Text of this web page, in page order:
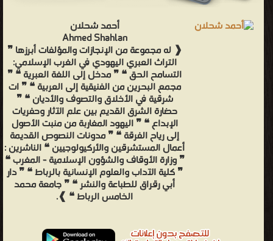
أحمد شحلان
Ahmed Shahlan
❰ له مجموعة من الإنجازات والمؤلفات أبرزها ❞
التراث العبري اليهودي في الغرب الإسلامي:
التسامح الحق ❝ ❞ مدخل إلى اللغة العبرية ❝ ❞
مجمع البحرين من الفنيقية إلى العربية ❝ ❞ ات
شرقية في الأخلاق والتصوف والأديان ❝ ❞
حضارة الشرق القديم بين علم الآثار وحفريات
الإبداع ❝ ❞ اليهود المغاربة من منبت الأصول
إلى رياح الفرقة ❝ ❞ مدونات النصوص القديمة
أعمال المستشرقين والأركيولوجيين ❝ الناشرين :
❞ وزارة الأوقاف والشؤون الإسلامية - المغرب ❝
❞ كلية الآداب والعلوم الإنسانية بالرباط ❝ ❞ دار
أبي رقراق للطباعة والنشر ❝ ❞ جامعة محمد
الخامس الرباط ❝ ❱.